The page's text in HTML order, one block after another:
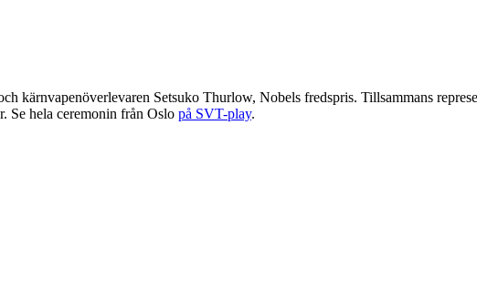
kärnvapenöverlevaren Setsuko Thurlow, Nobels fredspris. Tillsammans
Se hela ceremonin från Oslo på SVT-play.